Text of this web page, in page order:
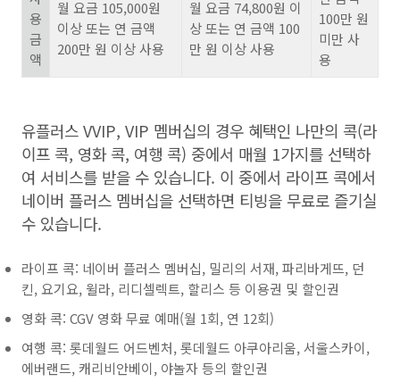
용
금
액
월 요금 105,000원
이상 또는 연 금액
200만 원 이상 사용
월 요금 74,800원 이
상 또는 연 금액 100
만 원 이상 사용
100만 원
미만 사
용
유플러스VVIP, VIP 멤버십의 경우 혜택인 나만의 콕(라
이프 콕, 영화 콕, 여행 콕) 중에서 매월 1가지를 선택하
여 서비스를 받을 수 있습니다. 이 중에서 라이프 콕에서
네이버 플러스 멤버십을 선택하면 티빙을 무료로 즐기실
수 있습니다.
라이프 콕: 네이버 플러스 멤버십, 밀리의 서재, 파리바게뜨, 던
킨, 요기요, 윌라, 리디셀렉트, 할리스 등 이용권 및 할인권
영화 콕: CGV 영화 무료 예매(월 1회, 연 12회)
여행 콕: 롯데월드 어드벤처, 롯데월드 아쿠아리움, 서울스카이,
에버랜드, 캐리비안베이, 야놀자 등의 할인권